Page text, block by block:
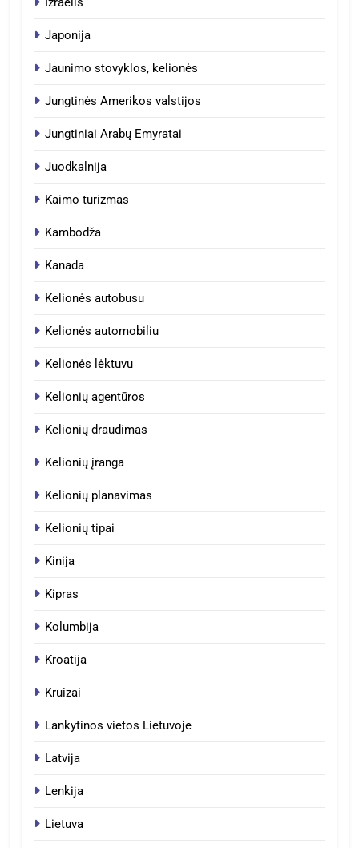
Japonija
Jaunimo stovyklos, kelionės
Jungtinės Amerikos valstijos
Jungtiniai Arabų Emyratai
Juodkalnija
Kaimo turizmas
Kambodža
Kanada
Kelionės autobusu
Kelionės automobiliu
Kelionės lėktuvu
Kelionių agentūros
Kelionių draudimas
Kelionių įranga
Kelionių planavimas
Kelionių tipai
Kinija
Kipras
Kolumbija
Kroatija
Kruizai
Lankytinos vietos Lietuvoje
Latvija
Lenkija
Lietuva